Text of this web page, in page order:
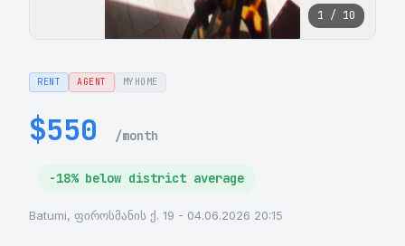
1 / 10
RENT AGENT MYHOME
$550 /month
-18% below district average
Batumi, ფიროსმანის ქ. 19 - 04.06.2026 20:15